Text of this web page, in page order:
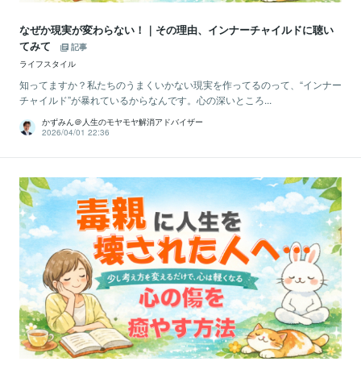
なぜか現実が変わらない！｜その理由、インナーチャイルドに聴い
てみて
記事
ライフスタイル
知ってますか？私たちのうまくいかない現実を作ってるのって、“インナー
チャイルド”が暴れているからなんです。心の深いところ...
かずみん＠人生のモヤモヤ解消アドバイザー
2026/04/01 22:36